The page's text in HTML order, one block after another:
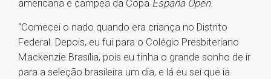
americana e campeã da Copa España Open.
“Comecei o nado quando era criança no Distrito
Federal. Depois, eu fui para o Colégio Presbiteriano
Mackenzie Brasília, pois eu tinha o grande sonho de ir
para a seleção brasileira um dia, e lá eu sei que ia